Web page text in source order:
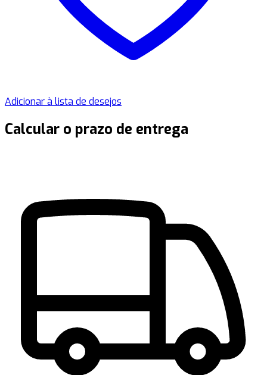
Adicionar à lista de desejos
Calcular o prazo de entrega